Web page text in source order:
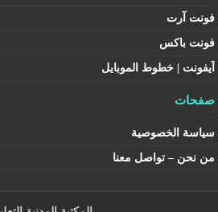
فونت آرت
فونت باكس
آيفونت | خطوط الموبايل
صفحات
سياسة الخصوصية
من نحن – تواصل معنا